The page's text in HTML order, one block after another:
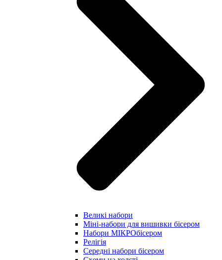
Великі набори
Міні-набори для вишивки бісером
Набори МІКРОбісером
Релігія
Середні набори бісером